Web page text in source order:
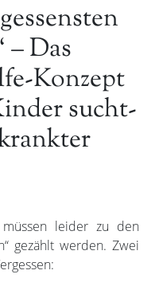
– Das
Konzept
sucht-
müssen leider zu den
gezählt werden. Zwei